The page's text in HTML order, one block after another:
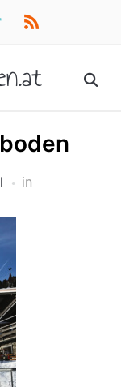
rss
in